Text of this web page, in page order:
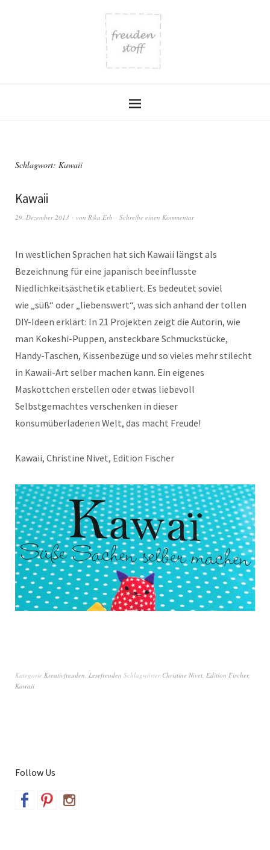
Schlagwort: Kawaii
Kawaii
29. Dezember 2013 von Rika Erb Schreibe einen Kommentar
In westlichen Sprachen hat sich Kawaii längst als
Bezeichnung für eine japanisch beeinflusste
Niedlichkeitsästhetik etabliert. Es bedeutet soviel
wie „süß“ oder „liebenswert“, was sich anhand der tollen
DIY-Ideen erklärt: In 21 Projekten zeigt die Autorin, wie
man Kokeshi-Puppen, ansteckbare Schmuckstücke,
Handy-Taschen, Kissenbezüge und so vieles mehr stilecht
in Kawaii-Art selber machen kann. Ein eigenes
Maskottchen erstellen oder etwas liebevoll
Selbstgemachtes verschenken in dieser
konsumüberladenen Welt, das macht Freude!
Kawaii, Christine Nivet, Edition Fischer
Kategorie Kreativfreuden, Lesefreuden Schlagwörter Christine Nivet, Edition Fischer,
Kawaii
Follow Us